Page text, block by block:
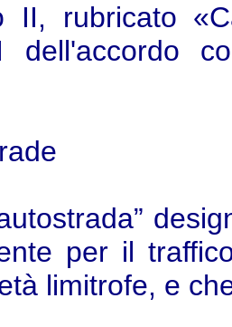
II, rubricato
dell'accordo
per il
limitrofe, e